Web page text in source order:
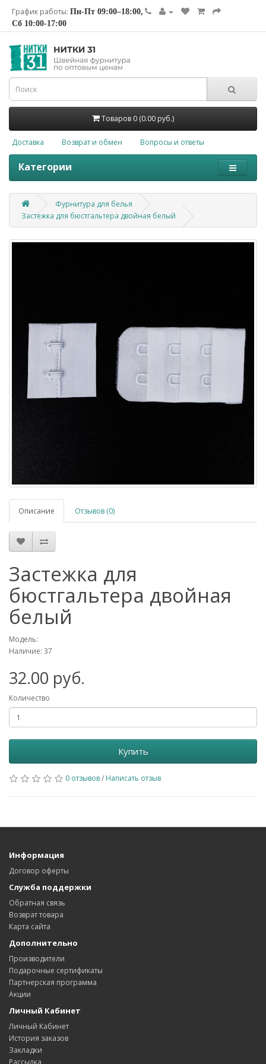
График работы: Пн-Пт 09:00–18:00,
Сб 10:00-17:00
Товаров 0 (0.00 руб.)
Доставка Возврат и обмен Вопросы и ответы
Категории
Фурнитура для белья
Застежка для бюстгальтера двойная белый
Описание Отзывов (0)
Застежка для
бюстгальтера двойная
белый
Модель:
Наличие: 37
32.00 руб.
Количество
Купить
0 отзывов/ Написать отзыв
Информация
Договор оферты
Служба поддержки
Обратная связь
Возврат товара
Карта сайта
Дополнительно
Производители
Подарочные сертификаты
Партнерская программа
Акции
Личный Кабинет
Личный Кабинет
История заказов
Закладки
Рассылка